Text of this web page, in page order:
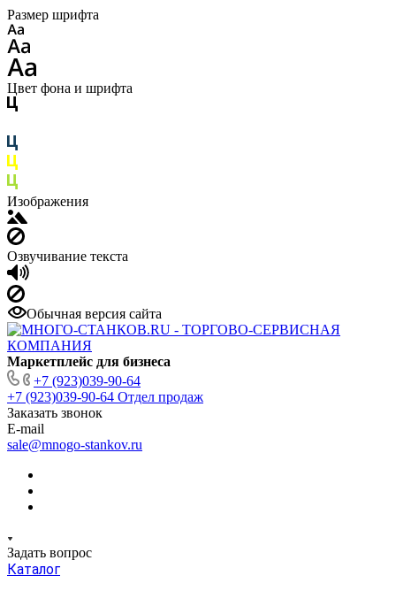
Размер шрифта
Цвет фона и шрифта
Изображения
Озвучивание текста
Обычная версия сайта
Маркетплейс для бизнеса
+7 (923)039-90-64
+7 (923)039-90-64 Отдел продаж
Заказать звонок
E-mail
sale@mnogo-stankov.ru
Задать вопрос
Каталог